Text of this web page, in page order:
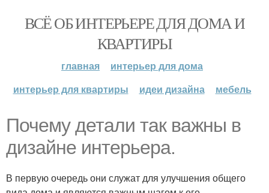
ВСЁ ОБ ИНТЕРЬЕРЕ ДЛЯ ДОМА И
КВАРТИРЫ
главная
интерьер для дома
интерьер для квартиры
идеи дизайна мебель
Почему детали так важны в
дизайне интерьера.
В первую очередь они служат для улучшения общего